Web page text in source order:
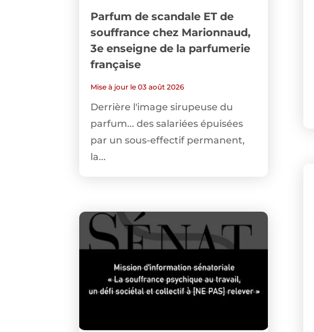
Parfum de scandale ET de
souffrance chez Marionnaud,
3e enseigne de la parfumerie
française
Mise à jour le 03 août 2026
Derrière l'image sirupeuse du
parfum... des salariées épuisées
par un sous-effectif permanent,
la...